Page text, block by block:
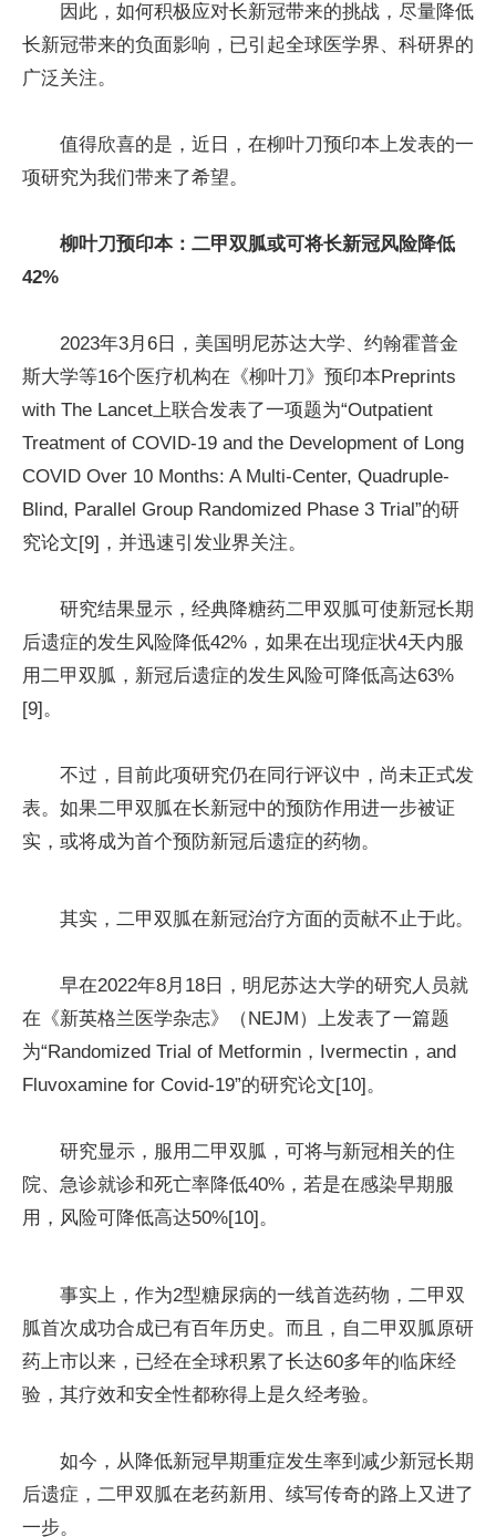
因此，如何积极应对长新冠带来的挑战，尽量降低
长新冠带来的负面影响，已引起全球医学界、科研界的
广泛关注。
值得欣喜的是，近日，在柳叶刀预印本上发表的一
项研究为我们带来了希望。
柳叶刀预印本：二甲双胍或可将长新冠风险降低
42%
2023年3月6日，美国明尼苏达大学、约翰霍普金
斯大学等16个医疗机构在《柳叶刀》预印本Preprints
with The Lancet上联合发表了一项题为“Outpatient
Treatment of COVID-19 and the Development of Long
COVID Over 10 Months: A Multi-Center, Quadruple-
Blind, Parallel Group Randomized Phase 3 Trial”的研
究论文[9]，并迅速引发业界关注。
研究结果显示，经典降糖药二甲双胍可使新冠长期
后遗症的发生风险降低42%，如果在出现症状4天内服
用二甲双胍，新冠后遗症的发生风险可降低高达63%
[9]。
不过，目前此项研究仍在同行评议中，尚未正式发
表。如果二甲双胍在长新冠中的预防作用进一步被证
实，或将成为首个预防新冠后遗症的药物。
其实，二甲双胍在新冠治疗方面的贡献不止于此。
早在2022年8月18日，明尼苏达大学的研究人员就
在《新英格兰医学杂志》（NEJM）上发表了一篇题
为“Randomized Trial of Metformin，Ivermectin，and
Fluvoxamine for Covid-19”的研究论文[10]。
研究显示，服用二甲双胍，可将与新冠相关的住
院、急诊就诊和死亡率降低40%，若是在感染早期服
用，风险可降低高达50%[10]。
事实上，作为2型糖尿病的一线首选药物，二甲双
胍首次成功合成已有百年历史。而且，自二甲双胍原研
药上市以来，已经在全球积累了长达60多年的临床经
验，其疗效和安全性都称得上是久经考验。
如今，从降低新冠早期重症发生率到减少新冠长期
后遗症，二甲双胍在老药新用、续写传奇的路上又进了
一步。